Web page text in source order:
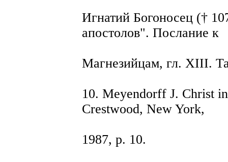
Игнатий Богоносец (†
апостолов". Послание к
Магнезийцам, гл. XIII.
10. Meyendorff J. Christ
Crestwood, New York,
1987, p. 10.